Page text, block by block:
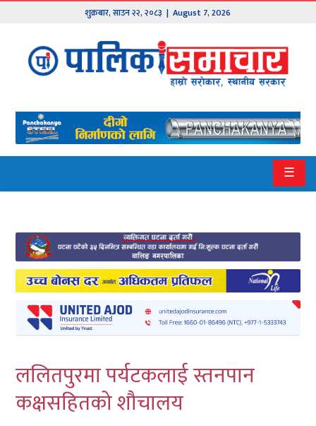
शुक्रबार,साउन२२,२०८३ | August 7, 2026
मुख्य
समाचार
हाम्रो
पालिका
१
२
बागमती
गण्डकी
कर्णाली
सुदुरपश्चिम
☰
ललितपुरमा पर्यटकलाई स्तनपान
कक्षसहितको शौचालय